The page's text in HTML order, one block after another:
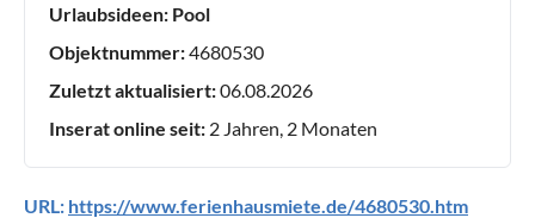
Urlaubsideen: Pool
Objektnummer:4680530
Zuletzt aktualisiert:06.08.2026
Inserat online seit: 2 Jahren, 2 Monaten
URL: https://www.ferienhausmiete.de/4680530.htm